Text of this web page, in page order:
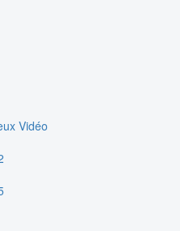
Vidéo